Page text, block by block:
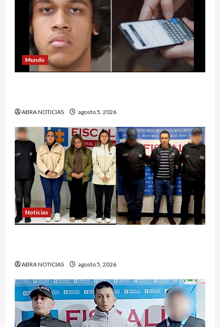
Mundo
ABRA NOTICIAS agosto 5, 2026
Noticias
ABRA NOTICIAS agosto 5, 2026